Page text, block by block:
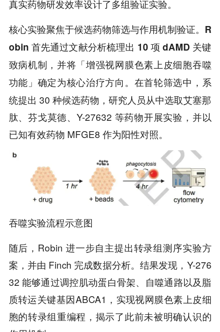
真实药物研发效率设计了多组验证实验。
核心实验聚焦于候选药物筛选与作用机制验证。 R
obin 首先通过文献分析梳理出 10 项 dAMD 关键
致病机制，并将「增强视网膜色素上皮细胞吞噬
功能」确定为核心治疗方向。 在首轮筛选中，系
统提出 30 种候选药物，研究人员从中选取艾塞那
肽、芬戈莫德、Y-27632 等药物开展实验，并以
已知有效药物 MFGE8 作为阳性对照。
吞噬实验流程示意图
随后，Robin 进一步自主提出转录组测序实验方
案，并由 Finch 完成数据分析。结果发现，Y-276
32 能够通过调控肌动蛋白骨架、自噬通路以及脂
质转运关键基因ABCA1，实现视网膜色素上皮细
胞的转录组重编程，揭示了此前未被明确认识的